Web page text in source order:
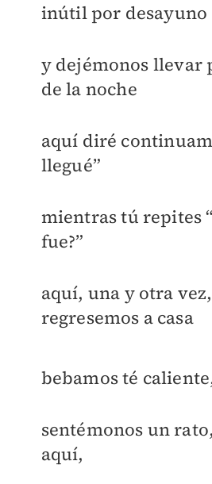
inútil por desayuno
y dejémonos llevar
de la noche
aquí diré
llegué”
mientras tú repites
fue?”
aquí, una y otra vez,
regresemos a casa
bebamos té
sentémonos un
aquí,